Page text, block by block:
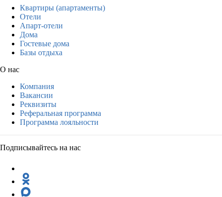
Квартиры (апартаменты)
Отели
Апарт-отели
Дома
Гостевые дома
Базы отдыха
О нас
Компания
Вакансии
Реквизиты
Реферальная программа
Программа лояльности
Подписывайтесь на нас